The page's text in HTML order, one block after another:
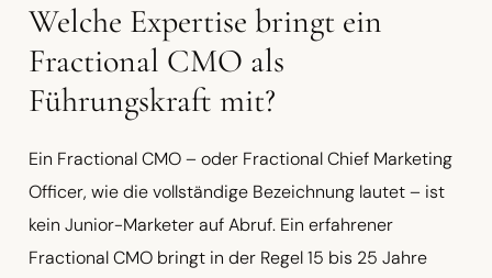
Welche Expertise bringt ein
Fractional CMO als
Führungskraft mit?
Ein Fractional CMO – oder Fractional Chief Marketing
Officer, wie die vollständige Bezeichnung lautet – ist
kein Junior-Marketer auf Abruf. Ein erfahrener
Fractional CMO bringt in der Regel 15 bis 25 Jahre